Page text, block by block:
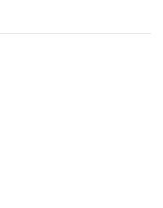
อาตัวรอดบนแผ่นดินหลง
มาจากโลกระดับสูง
วพันด้วย
ชีวิตใหม่นี้ได้อย่างไร